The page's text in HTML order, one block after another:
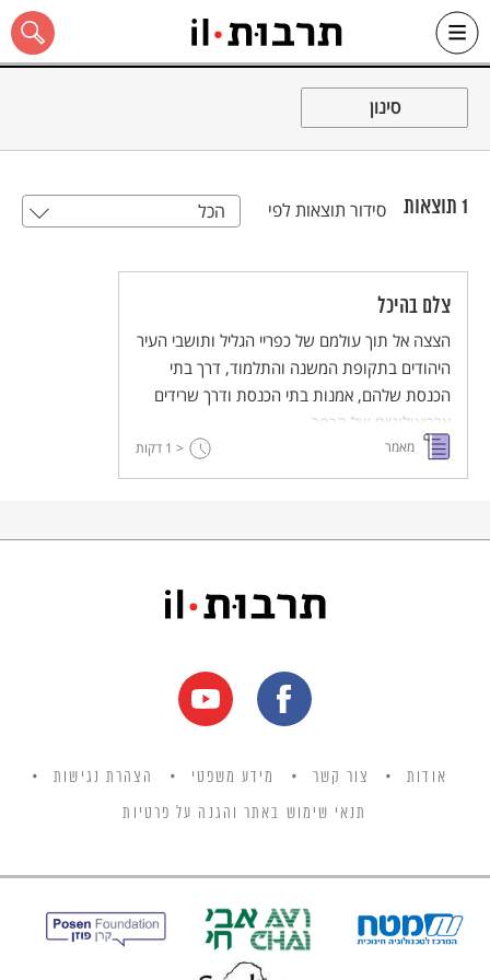
Skip
כל האתר
סינון
1 תוצאות סידור תוצאות לפי הכל
צלם בהיכל
הצצה אל תוך עולמם של כפריי הגליל ותושבי העיר
היהודים בתקופת המשנה והתלמוד, דרך בתי
הכנסת שלהם, אמנות בתי הכנסת ודרך שרידים
ארכיאולוגיים של הכפר.
מאמר < 1 דקות
אודות צור קשר מידע משפטי הצהרת נגישות
תנאי שימוש באתר והגנה על פרטיות